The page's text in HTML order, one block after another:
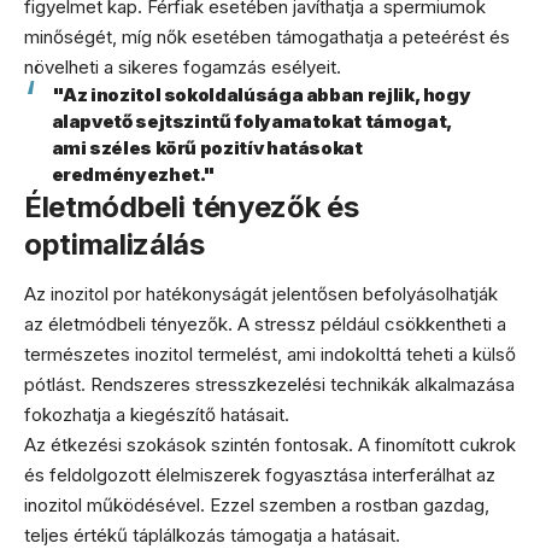
figyelmet kap. Férfiak esetében javíthatja a spermiumok
minőségét, míg nők esetében támogathatja a peteérést és
növelheti a sikeres fogamzás esélyeit.
"Az inozitol sokoldalúsága abban rejlik, hogy
alapvető sejtszintű folyamatokat támogat,
ami széles körű pozitív hatásokat
eredményezhet."
Életmódbeli tényezők és
optimalizálás
Az inozitol por hatékonyságát jelentősen befolyásolhatják
az életmódbeli tényezők. A stressz például csökkentheti a
természetes inozitol termelést, ami indokolttá teheti a külső
pótlást. Rendszeres stresszkezelési technikák alkalmazása
fokozhatja a kiegészítő hatásait.
Az étkezési szokások szintén fontosak. A finomított cukrok
és feldolgozott élelmiszerek fogyasztása interferálhat az
inozitol működésével. Ezzel szemben a rostban gazdag,
teljes értékű táplálkozás támogatja a hatásait.